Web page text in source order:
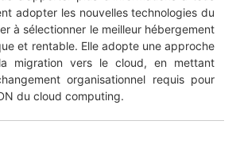
adopter les nouvelles technologies du
à sélectionner le meilleur hébergement
et rentable. Elle adopte une approche
migration vers le cloud, en mettant
organisationnel requis pour
du cloud computing.